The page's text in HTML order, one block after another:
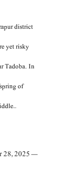
district
yet risky
Tadoba. In
of
— NDTV (@ndtv)
28, 2025